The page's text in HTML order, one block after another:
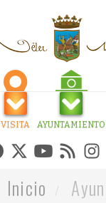
VISITA AYUNTAMIENTO
Inicio